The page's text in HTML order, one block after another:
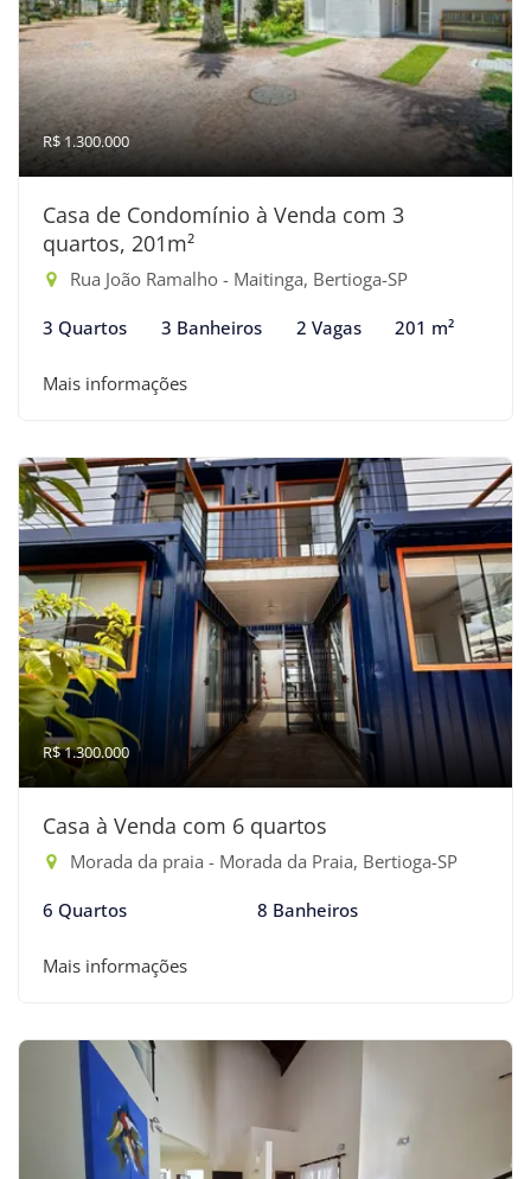
R$ 1.300.000
Casa de Condomínio à Venda com 3
quartos, 201m²
Rua João Ramalho - Maitinga, Bertioga-SP
3 Quartos 3 Banheiros 2 Vagas 201 m²
Mais informações
R$ 1.300.000
Casa à Venda com 6 quartos
Morada da praia - Morada da Praia, Bertioga-SP
6 Quartos 8 Banheiros
Mais informações